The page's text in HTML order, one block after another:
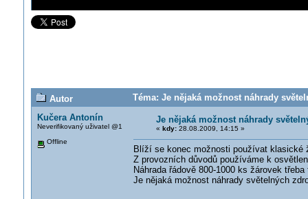
Autor
Téma: Je nějaká možnost náhrady
Kučera Antonín
Neverifikovaný uživatel @1
Offline
Je nějaká možnost náhrady
« kdy:28.08.2009, 14:15 »
Blíží se konec možnosti používat klasické
Z provozních důvodů používáme k
Náhrada řádově 800-1000 ks žárovek
Je nějaká možnost náhrady světelných